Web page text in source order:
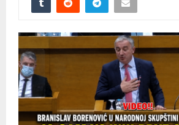
M
E
N